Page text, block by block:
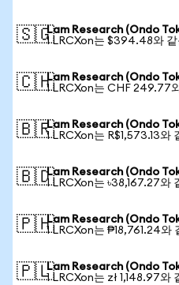
🇸🇬Lam Research (Ondo
1 LRCXon는 $394.48와 같
🇨🇭Lam Research (Ondo
1 LRCXon는 CHF 249.77
🇧🇷Lam Research (Ondo
1 LRCXon는 R$1,573.13와
🇧🇩Lam Research (Ondo
1 LRCXon는 ৳38,167.27와
🇵🇭Lam Research (Ondo
1 LRCXon는 ₱18,761.24와
🇵🇱Lam Research (Ondo
1 LRCXon는 zł 1,148.97와